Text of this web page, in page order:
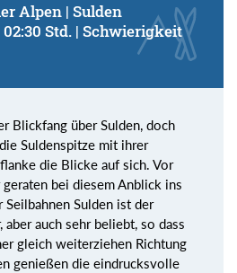
Alpen | Sulden
Std. | Schwierigkeit
Blickfang über Sulden, doch
Suldenspitze mit ihrer
die Blicke auf sich. Vor
bei diesem Anblick ins
Seilbahnen Sulden ist der
aber auch sehr beliebt, so dass
gleich weiterziehen Richtung
genießen die eindrucksvolle